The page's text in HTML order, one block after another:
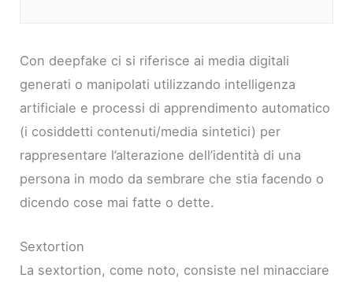
Con deepfake ci si riferisce ai media digitali
generati o manipolati utilizzando intelligenza
artificiale e processi di apprendimento automatico
(i cosiddetti contenuti/media sintetici) per
rappresentare l’alterazione dell’identità di una
persona in modo da sembrare che stia facendo o
dicendo cose mai fatte o dette.
Sextortion
La sextortion, come noto, consiste nel minacciare